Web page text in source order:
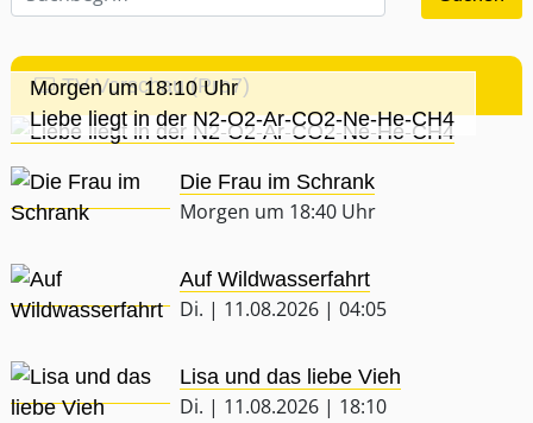
TV-Vorschau (Pro7)
Morgen um 18:10 Uhr
Liebe liegt in der N2-O2-Ar-CO2-Ne-He-CH4
Die Frau im Schrank
Morgen um 18:40 Uhr
Auf Wildwasserfahrt
Di. | 11.08.2026 | 04:05
Lisa und das liebe Vieh
Di. | 11.08.2026 | 18:10